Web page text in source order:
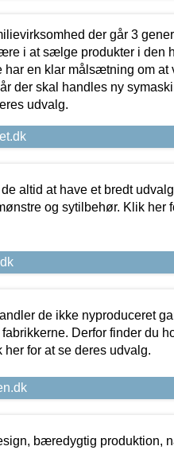
der går 3
i at sælge produkter i den
har en klar målsætning om
der skal handles ny
udvalg.
altid at have et bredt
og sytilbehør. Klik her
de ikke nyproduceret
Derfor finder du
for at se deres udvalg.
bæredygtig produktion,